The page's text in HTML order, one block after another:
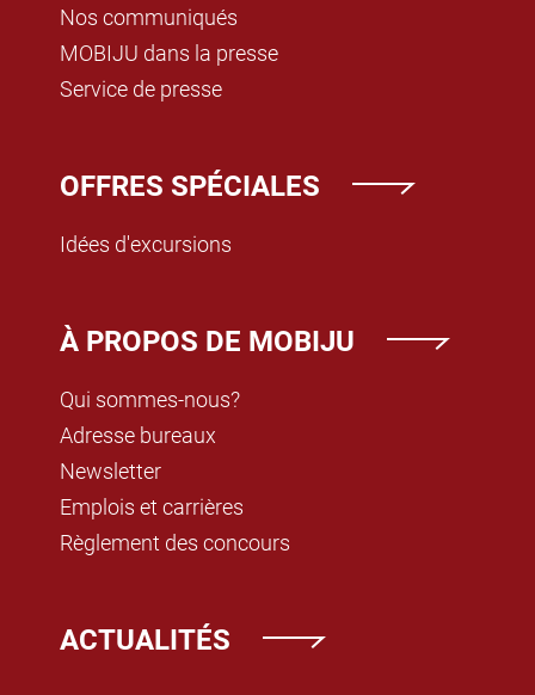
Nos communiqués
MOBIJU dans la presse
Service de presse
OFFRES SPÉCIALES
Idées d'excursions
À PROPOS DE MOBIJU
Qui sommes-nous?
Adresse bureaux
Newsletter
Emplois et carrières
Règlement des concours
ACTUALITÉS